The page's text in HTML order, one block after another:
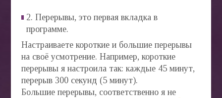
2. Перерывы, это первая вкладка в
программе.
Настраиваете короткие и большие перерывы
на своё усмотрение. Например, короткие
перерывы я настроила так: каждые 45 минут,
перерыв 300 секунд (5 минут).
Большие перерывы, соответственно я не